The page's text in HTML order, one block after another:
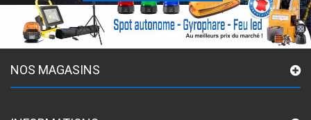
NOS MAGASINS